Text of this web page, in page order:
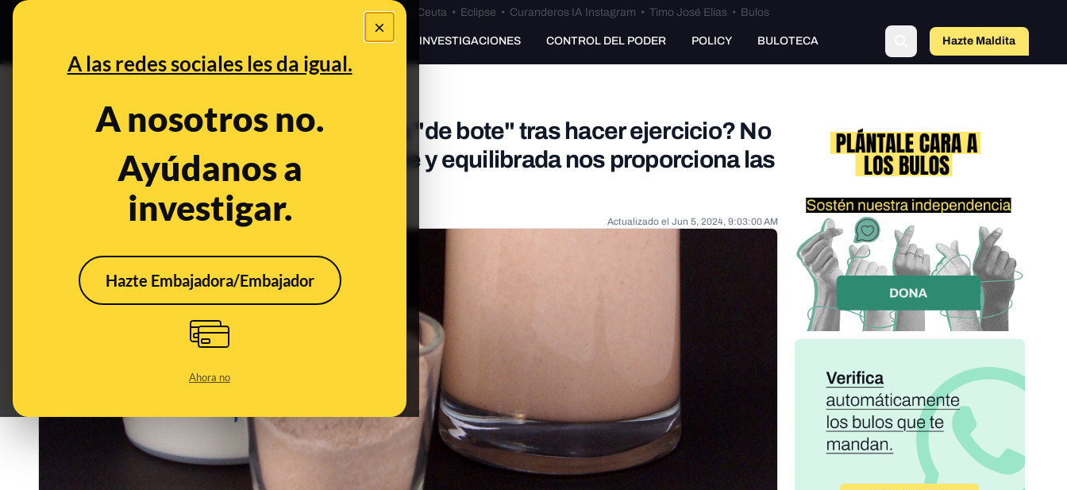
×
A las redes sociales les da igual.
A nosotros no.
Ayúdanos a
investigar.
Hazte Embajadora/Embajador
Ahora no
Especial Ceuta•Bulos Ceuta • Eclipse • Curanderos IA Instagram • Timo José Elías • Bulos
PREBUNKING INVESTIGACIONES CONTROL DEL PODER POLICY BULOTECA Hazte Maldito
¿Qué sabemos sobre las proteínas "de bote" tras hacer ejercicio? No
son necesarias: una dieta saludable y equilibrada nos proporciona las
suficientes
Oct 29, 2019, 8:18:08 AM Actualizado el Jun 5, 2024, 9:03:00 AM